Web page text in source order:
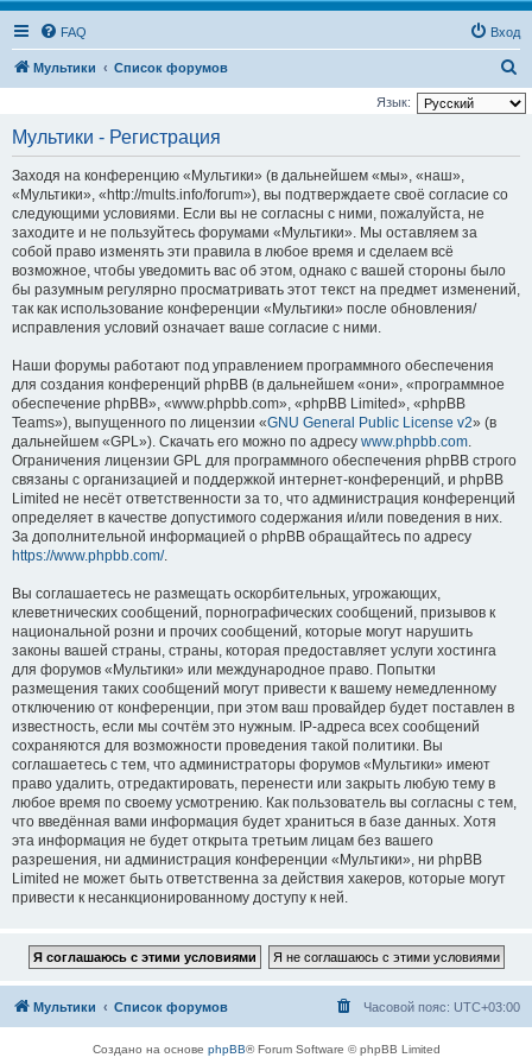
FAQ Вход
Мультики Список форумов
о
Язык:
Мультики - Регистрация
Заходя на конференцию «Мультики» (в дальнейшем «мы», «наш»,
«Мультики», «http://mults.info/forum»), вы подтверждаете своё согласие со
следующими условиями. Если вы не согласны с ними, пожалуйста, не
заходите и не пользуйтесь форумами «Мультики». Мы оставляем за
собой право изменять эти правила в любое время и сделаем всё
возможное, чтобы уведомить вас об этом, однако с вашей стороны было
бы разумным регулярно просматривать этот текст на предмет изменений,
так как использование конференции «Мультики» после обновления/
исправления условий означает ваше согласие с ними.
Наши форумы работают под управлением программного обеспечения
для создания конференций phpBB (в дальнейшем «они», «программное
обеспечение phpBB», «www.phpbb.com», «phpBB Limited», «phpBB
Teams»), выпущенного по лицензии «GNU General Public License v2» (в
дальнейшем «GPL»). Скачать его можно по адресу www.phpbb.com.
Ограничения лицензии GPL для программного обеспечения phpBB строго
связаны с организацией и поддержкой интернет-конференций, и phpBB
Limited не несёт ответственности за то, что администрация конференций
определяет в качестве допустимого содержания и/или поведения в них.
За дополнительной информацией о phpBB обращайтесь по адресу
https://www.phpbb.com/.
Вы соглашаетесь не размещать оскорбительных, угрожающих,
клеветнических сообщений, порнографических сообщений, призывов к
национальной розни и прочих сообщений, которые могут нарушить
законы вашей страны, страны, которая предоставляет услуги хостинга
для форумов «Мультики» или международное право. Попытки
размещения таких сообщений могут привести к вашему немедленному
отключению от конференции, при этом ваш провайдер будет поставлен в
известность, если мы сочтём это нужным. IP-адреса всех сообщений
сохраняются для возможности проведения такой политики. Вы
соглашаетесь с тем, что администраторы форумов «Мультики» имеют
право удалить, отредактировать, перенести или закрыть любую тему в
любое время по своему усмотрению. Как пользователь вы согласны с тем,
что введённая вами информация будет храниться в базе данных. Хотя
эта информация не будет открыта третьим лицам без вашего
разрешения, ни администрация конференции «Мультики», ни phpBB
Limited не может быть ответственна за действия хакеров, которые могут
привести к несанкционированному доступу к ней.
Мультики Список форумов Часовой пояс: UTC+03:00
Создано на основе phpBB® Forum Software © phpBB Limited